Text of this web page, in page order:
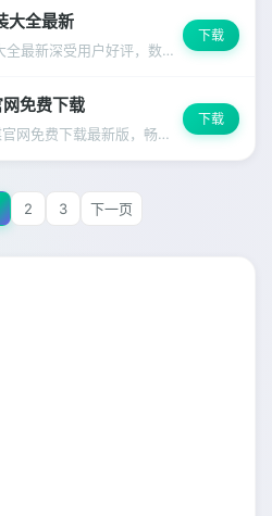
大全最新
9.1免费软件安装大全最新深受用户好评，数千万人的共同选择
下载
免费下载
下载星空无限传媒官网免费下载最新版，畅享便捷高效的移动端体验，全面优化省电省流量。
下载
2 3 下一页